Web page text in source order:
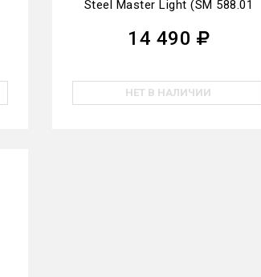
Steel Master Light (SM 588.01
14 490
НЕТ В НАЛИЧИИ